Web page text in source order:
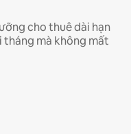
cho thuê dài hạn
tháng mà không mất